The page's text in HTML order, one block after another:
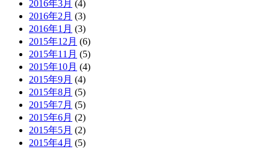
2016年3月 (4)
2016年2月 (3)
2016年1月 (3)
2015年12月 (6)
2015年11月 (5)
2015年10月 (4)
2015年9月 (4)
2015年8月 (5)
2015年7月 (5)
2015年6月 (2)
2015年5月 (2)
2015年4月 (5)